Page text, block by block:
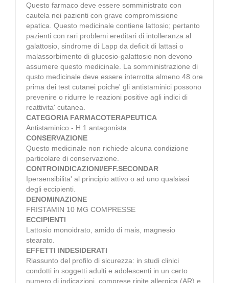
Questo farmaco deve essere somministrato con
cautela nei pazienti con grave compromissione
epatica. Questo medicinale contiene lattosio; pertanto
pazienti con rari problemi ereditari di intolleranza al
galattosio, sindrome di Lapp da deficit di lattasi o
malassorbimento di glucosio-galattosio non devono
assumere questo medicinale. La somministrazione di
qusto medicinale deve essere interrotta almeno 48 ore
prima dei test cutanei poiche' gli antistaminici possono
prevenire o ridurre le reazioni positive agli indici di
reattivita' cutanea.
CATEGORIA FARMACOTERAPEUTICA
Antistaminico - H 1 antagonista.
CONSERVAZIONE
Questo medicinale non richiede alcuna condizione
particolare di conservazione.
CONTROINDICAZIONI/EFF.SECONDAR
Ipersensibilita' al principio attivo o ad uno qualsiasi
degli eccipienti.
DENOMINAZIONE
FRISTAMIN 10 MG COMPRESSE
ECCIPIENTI
Lattosio monoidrato, amido di mais, magnesio
stearato.
EFFETTI INDESIDERATI
Riassunto del profilo di sicurezza: in studi clinici
condotti in soggetti adulti e adolescenti in un certo
numero di indicazioni, comprese rinite allergica (AR) e